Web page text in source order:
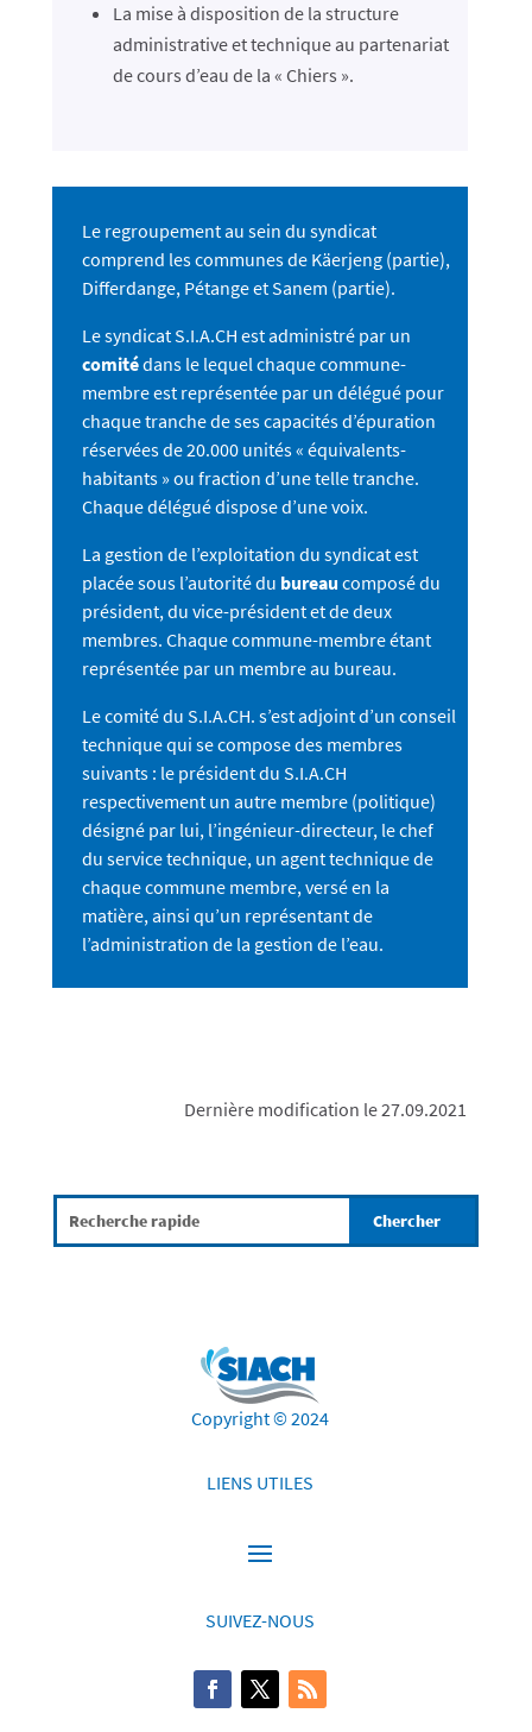
La mise à disposition de la structure
administrative et technique au partenariat
de cours d’eau de la « Chiers ».
Le regroupement au sein du syndicat
comprend les communes de Käerjeng (partie),
Differdange, Pétange et Sanem (partie).
Le syndicat S.I.A.CH est administré par un
comitédans le lequel chaque commune-
membre est représentée par un délégué pour
chaque tranche de ses capacités d’épuration
réservées de 20.000 unités « équivalents-
habitants » ou fraction d’une telle tranche.
Chaque délégué dispose d’une voix.
La gestion de l’exploitation du syndicat est
placée sous l’autorité du bureau composé du
président, du vice-président et de deux
membres. Chaque commune-membre étant
représentée par un membre au bureau.
Le comité du S.I.A.CH. s’est adjoint d’un conseil
technique qui se compose des membres
suivants : le président du S.I.A.CH
respectivement un autre membre (politique)
désigné par lui, l’ingénieur-directeur, le chef
du service technique, un agent technique de
chaque commune membre, versé en la
matière, ainsi qu’un représentant de
l’administration de la gestion de l’eau.
Dernière modification le 27.09.2021
Copyright © 2024
LIENS UTILES
SUIVEZ-NOUS